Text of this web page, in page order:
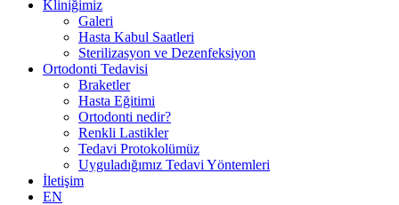
Kliniğimiz
Galeri
Hasta Kabul Saatleri
Sterilizasyon ve Dezenfeksiyon
Ortodonti Tedavisi
Braketler
Hasta Eğitimi
Ortodonti nedir?
Renkli Lastikler
Tedavi Protokolümüz
Uyguladığımız Tedavi Yöntemleri
İletişim
EN